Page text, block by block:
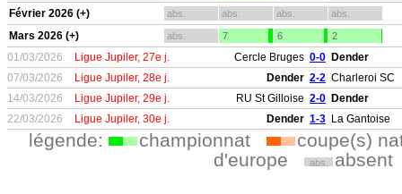
Février 2026 (+) abs. abs. abs. abs.
Mars 2026 (+) abs. 7 6 2
01/03/2026 Ligue Jupiler, 27e j. Cercle Bruges 0-0 Dender
07/03/2026
Ligue Jupiler, 28e j. Dender 2-2 Charleroi SC
14/03/2026
Ligue Jupiler, 29e j. RU St Gilloise 2-0 Dender
22/03/2026
Ligue Jupiler, 30e j. Dender 1-3 La Gantoise
légende: championnat
coupe(s)
d'europe
abs. absent